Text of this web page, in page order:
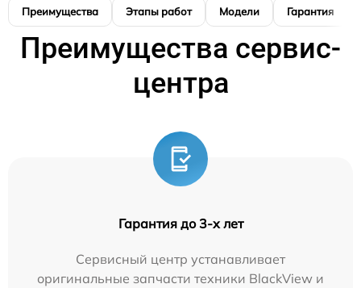
Преимущества Этапы работ Модели Гарантия
Преимущества сервис-
центра
Гарантия до 3-х лет
Сервисный центр устанавливает
оригинальные запчасти техники BlackView и